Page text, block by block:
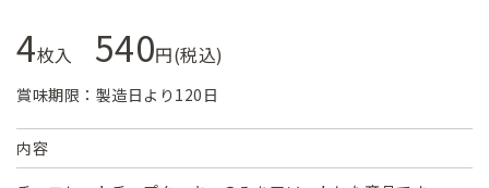
4枚入 540円(税込)
賞味期限：製造日より120日
内容